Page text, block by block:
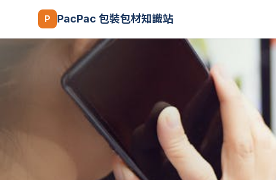
P PacPac 包裝包材知識站